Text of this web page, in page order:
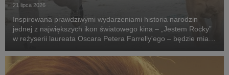
21 lipca 2026
Inspirowana prawdziwymi wydarzeniami historia narodzin
jednej z największych ikon światowego kina – „Jestem Rocky”
w reżyserii laureata Oscara Petera Farrelly'ego – będzie miała
Festiwalu Filmowego w Toronto. W polskich k...